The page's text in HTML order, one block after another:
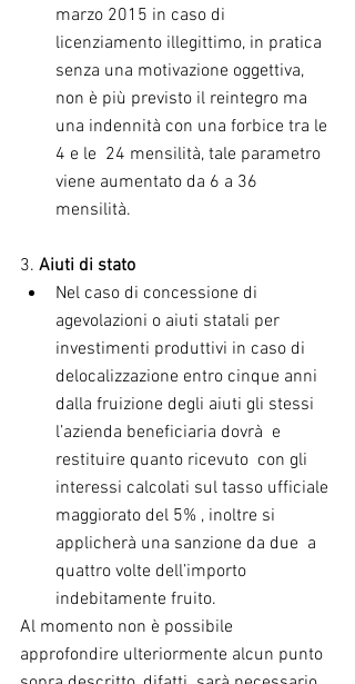
marzo 2015 in caso di
licenziamento illegittimo, in pratica
senza una motivazione oggettiva,
non è più previsto il reintegro ma
una indennità con una forbice tra le
4 e le  24 mensilità, tale parametro
viene aumentato da 6 a 36
mensilità.
3. Aiuti di stato
Nel caso di concessione di
agevolazioni o aiuti statali per
investimenti produttivi in caso di
delocalizzazione entro cinque anni
dalla fruizione degli aiuti gli stessi
l’azienda beneficiaria dovrà  e
restituire quanto ricevuto  con gli
interessi calcolati sul tasso ufficiale
maggiorato del 5% , inoltre si
applicherà una sanzione da due  a
quattro volte dell’importo
indebitamente fruito.
Al momento non è possibile
approfondire ulteriormente alcun punto